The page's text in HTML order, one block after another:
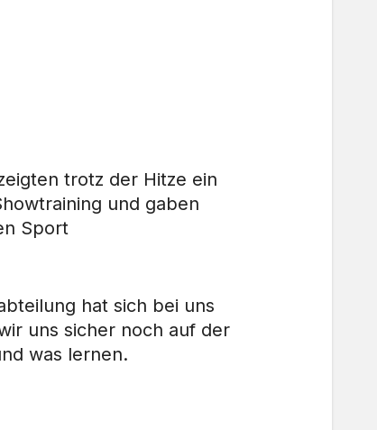
trotz der Hitze ein
und gaben
Sport
hat sich bei uns
uns sicher noch auf der
was lernen.